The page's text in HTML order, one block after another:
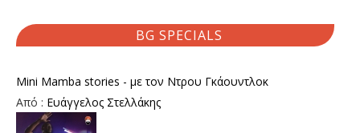
BG SPECIALS
Mini Mamba stories - με τον Ντρου Γκάουντλοκ
Από : Ευάγγελος Στελλάκης